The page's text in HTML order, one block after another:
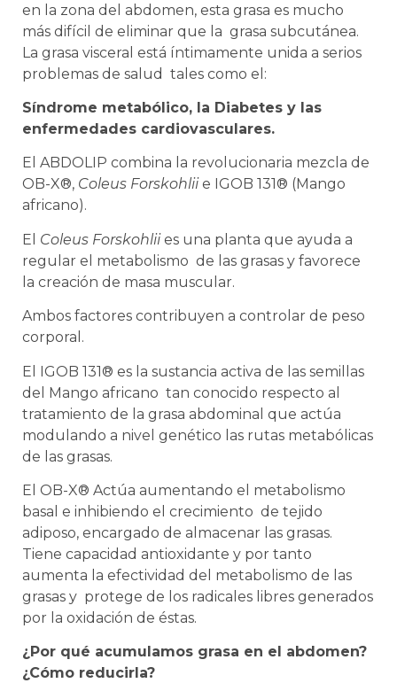
en la zona del abdomen, esta grasa es mucho
más difícil de eliminar que la grasa subcutánea.
La grasa visceral está íntimamente unida a serios
problemas de salud tales como el:
Síndrome metabólico, la Diabetes y las
enfermedades cardiovasculares.
El ABDOLIP combina la revolucionaria mezcla de
OB-X®, Coleus Forskohlii e IGOB 131® (Mango
africano).
El Coleus Forskohliies una planta que ayuda a
regular el metabolismo de las grasas y favorece
la creación de masa muscular.
Ambos factores contribuyen a controlar de peso
corporal.
El IGOB 131® es la sustancia activa de las semillas
del Mango africano tan conocido respecto al
tratamiento de la grasa abdominal que actúa
modulando a nivel genético las rutas metabólicas
de las grasas.
El OB-X® Actúa aumentando el metabolismo
basal e inhibiendo el crecimiento de tejido
adiposo, encargado de almacenar las grasas.
Tiene capacidad antioxidante y por tanto
aumenta la efectividad del metabolismo de las
grasas y protege de los radicales libres generados
por la oxidación de éstas.
¿Por qué acumulamos grasa en el abdomen?
¿Cómo reducirla?